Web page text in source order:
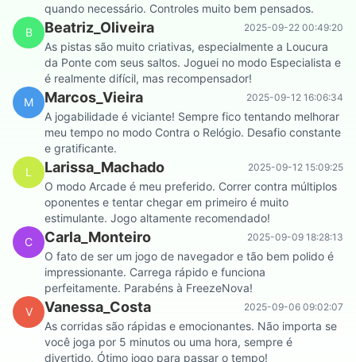
quando necessário. Controles muito bem pensados.
B
Beatriz_Oliveira 2025-09-22 00:49:20
As pistas são muito criativas, especialmente a Loucura
da Ponte com seus saltos. Joguei no modo Especialista e
é realmente difícil, mas recompensador!
M
Marcos_Vieira 2025-09-12 16:06:34
A jogabilidade é viciante! Sempre fico tentando melhorar
meu tempo no modo Contra o Relógio. Desafio constante
e gratificante.
L
Larissa_Machado 2025-09-12 15:09:25
O modo Arcade é meu preferido. Correr contra múltiplos
oponentes e tentar chegar em primeiro é muito
estimulante. Jogo altamente recomendado!
C
Carla_Monteiro 2025-09-09 18:28:13
O fato de ser um jogo de navegador e tão bem polido é
impressionante. Carrega rápido e funciona
perfeitamente. Parabéns à FreezeNova!
V
Vanessa_Costa 2025-09-06 09:02:07
As corridas são rápidas e emocionantes. Não importa se
você joga por 5 minutos ou uma hora, sempre é
divertido. Ótimo jogo para passar o tempo!